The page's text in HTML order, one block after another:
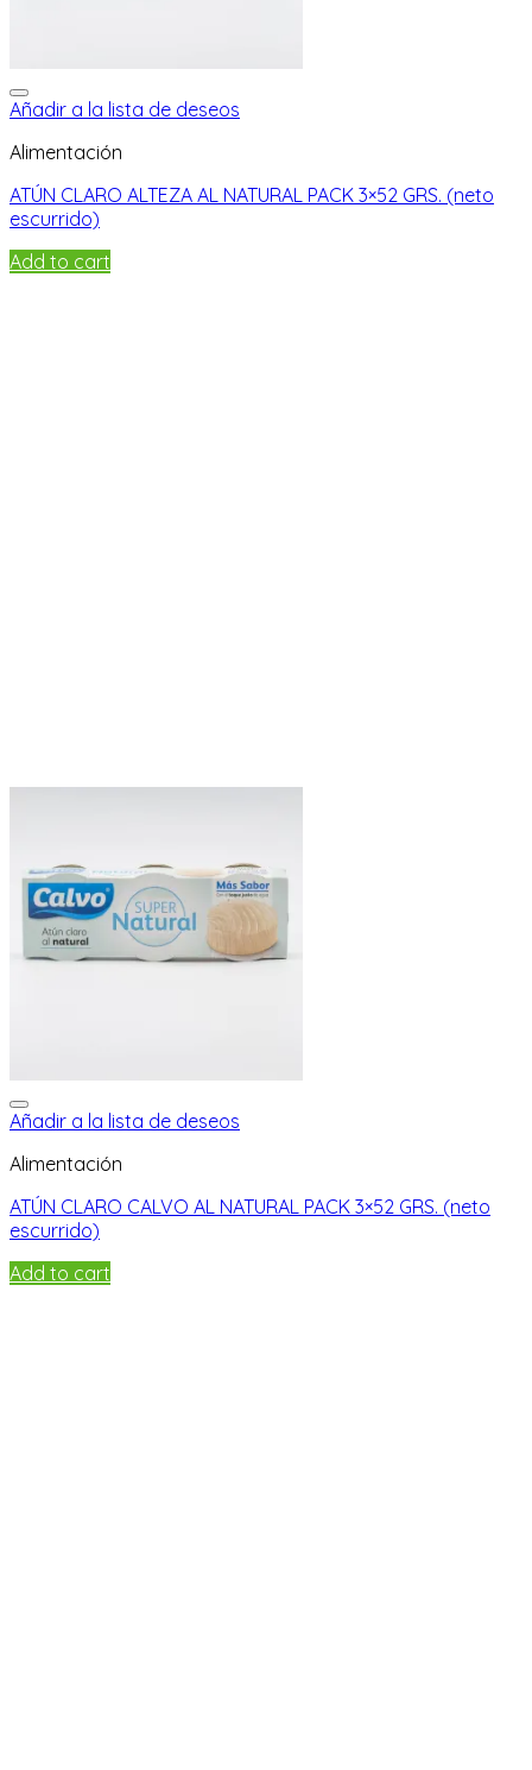
Añadir a la lista de deseos
Alimentación
ATÚN CLARO ALTEZA AL NATURAL PACK 3×52 GRS. (neto
escurrido)
Add to cart
Añadir a la lista de deseos
Alimentación
ATÚN CLARO CALVO AL NATURAL PACK 3×52 GRS. (neto
escurrido)
Add to cart